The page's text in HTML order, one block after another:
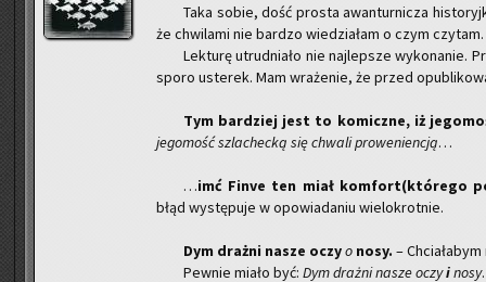
Taka sobie, dość pro­sta awan­tur­ni­cza
że chwi­la­mi nie bar­dzo wie­dzia­łam o czym czy­tam.
Lek­tu­rę utrud­nia­ło nie naj­lep­sze wy­ko­na­nie.
sporo uste­rek. Mam wra­że­nie, że przed
Tym bar­dziej jest to ko­micz­ne, iż
je­go­mość szla­chec­ką się chwa­li pro­we­nien­cją…
…imć Finve ten miał kom­fort(któ­re­go
błąd wy­stę­pu­je w opo­wia­da­niu wie­lo­krot­nie.
Dym draż­ni nasze oczyo nosy. –
Pew­nie miało być: Dym draż­ni nasze oczyinosy.